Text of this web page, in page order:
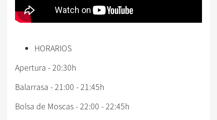
HORARIOS
Apertura - 20:30h
Balarrasa - 21:00 - 21:45h
Bolsa de Moscas - 22:00 - 22:45h